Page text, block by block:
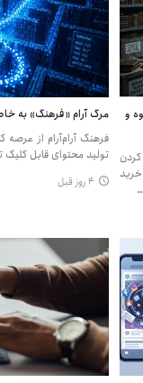
و
مرگ آرام «فرهنگ» به
فرهنگ آرام‌آرام از عرصه
تولید محتوای قابل
۴ روز قبل